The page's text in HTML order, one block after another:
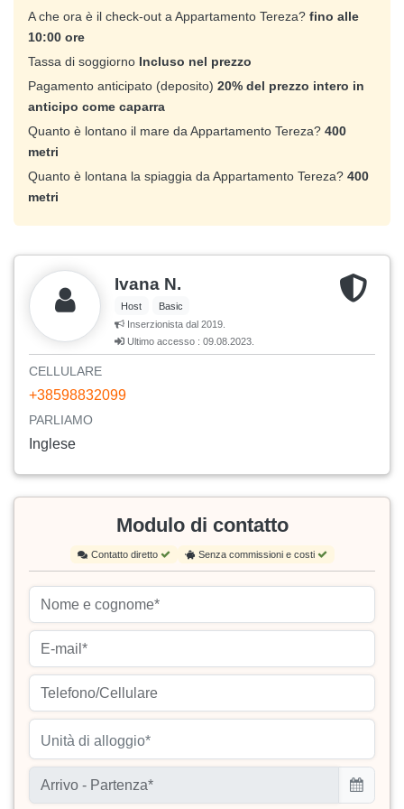
A che ora è il check-out a Appartamento Tereza? fino alle
10:00 ore
Tassa di soggiorno Incluso nel prezzo
Pagamento anticipato (deposito) 20% del prezzo intero in
anticipo come caparra
Quanto è lontano il mare da Appartamento Tereza? 400
metri
Quanto è lontana la spiaggia da Appartamento Tereza? 400
metri
Ivana N.
Host
Basic
Inserzionista dal 2019.
Ultimo accesso : 09.08.2023.
CELLULARE
+38598832099
PARLIAMO
Inglese
Modulo di contatto
Contatto diretto Senza commissioni e costi
Unità di alloggio*